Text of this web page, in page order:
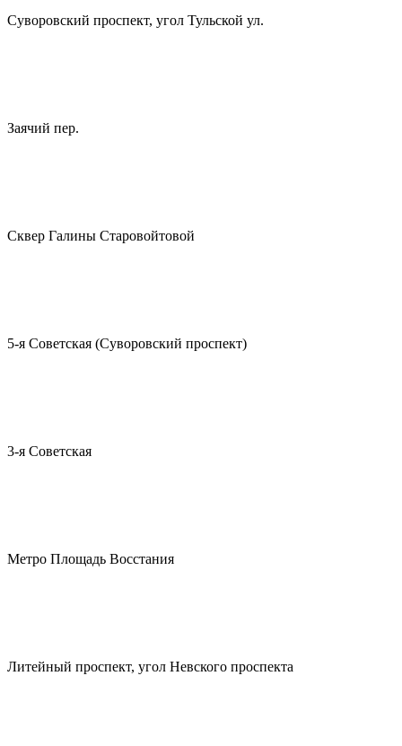
Суворовский проспект, угол Тульской ул.
Заячий пер.
Сквер Галины Старовойтовой
5-я Советская (Суворовский проспект)
3-я Советская
Метро Площадь Восстания
Литейный проспект, угол Невского проспекта